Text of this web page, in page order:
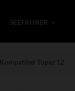
SEEFAHRER
Kompatibel Topaz 12